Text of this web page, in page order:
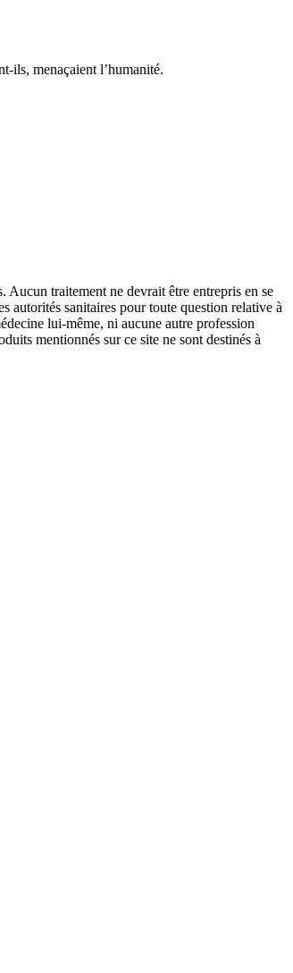
ils, menaçaient l’humanité.
Aucun traitement ne devrait être entrepris en se
autorités sanitaires pour toute question relative à
lui-même, ni aucune autre profession
mentionnés sur ce site ne sont destinés à